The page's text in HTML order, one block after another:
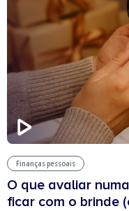
Finanças pessoais
O que avaliar
ficar com o brinde